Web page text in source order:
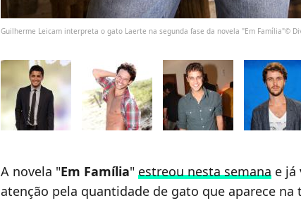
Guilherme Leicam interpreta o gato Laerte na segunda fase da novela "Em Família"©
A novela "Em Família" estreou nesta semana e já
atenção pela quantidade de gato que aparece na